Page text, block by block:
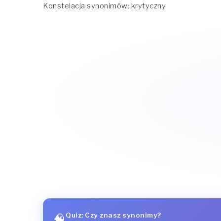
Konstelacja synonimów: krytyczny
Quiz: Czy znasz synonimy?